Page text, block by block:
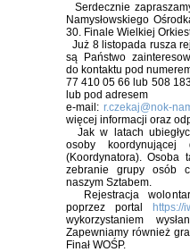
Serdecznie
Namysłowskiego
30. Finale Wielkiej
Już 8 listopada rusza
są Państwo
do kontaktu pod
77 410 05 66 lub 508
lub pod adresem
e-mail: r.czekaj@nok-
więcej informacji oraz
Jak w latach
osoby koordynującej
(Koordynatora). Osoba
zebranie grupy osób
naszym Sztabem.
Rejestracja
poprzez portal
https://
wykorzystaniem
Zapewniamy również
Finał WOŚP.